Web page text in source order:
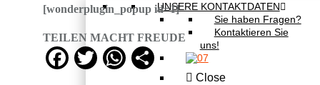
UNSERE KONTAKTDATEN
Sie haben Fragen?
Kontaktieren Sie
uns!
Close
[wonderplugin_popup id=1]
TEILEN MACHT FREUDE
FacebookTwitterWhatsApp
Teilen